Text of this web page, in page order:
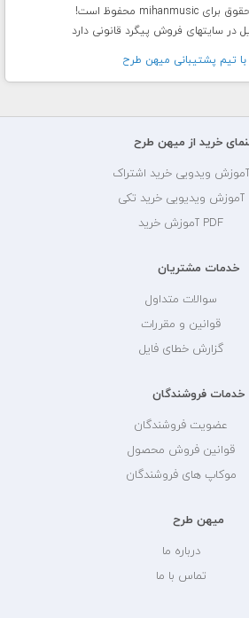
در سایتهای فروش پیگرد قانونی دارد
تيم پشتيبانی ميهن طرح
خرید از میهن طرح
آموزش ویدویی خرید اشتراک
آموزش ویدیویی خرید تکی
PDF آموزش خرید
خدمات مشتریان
سوالات متداول
قوانین و مقررات
گزارش خطای فایل
خدمات فروشندگان
عضویت فروشندگان
قوانین فروش محصول
موکاپ های فروشندگان
میهن طرح
درباره ما
تماس با ما